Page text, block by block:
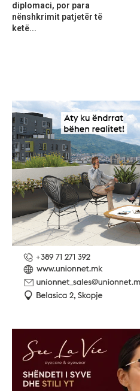
diplomaci, por para
nënshkrimit patjetër të
ketë...